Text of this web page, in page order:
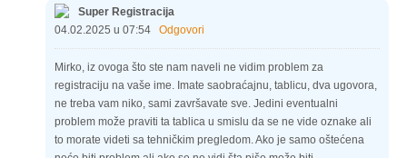
Super Registracija
04.02.2025 u 07:54 Odgovori
Mirko, iz ovoga što ste nam naveli ne vidim problem za
registraciju na vaše ime. Imate saobraćajnu, tablicu, dva ugovora,
ne treba vam niko, sami završavate sve. Jedini eventualni
problem može praviti ta tablica u smislu da se ne vide oznake ali
to morate videti sa tehničkim pregledom. Ako je samo oštećena